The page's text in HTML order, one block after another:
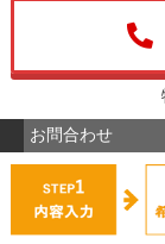
お問合わせ